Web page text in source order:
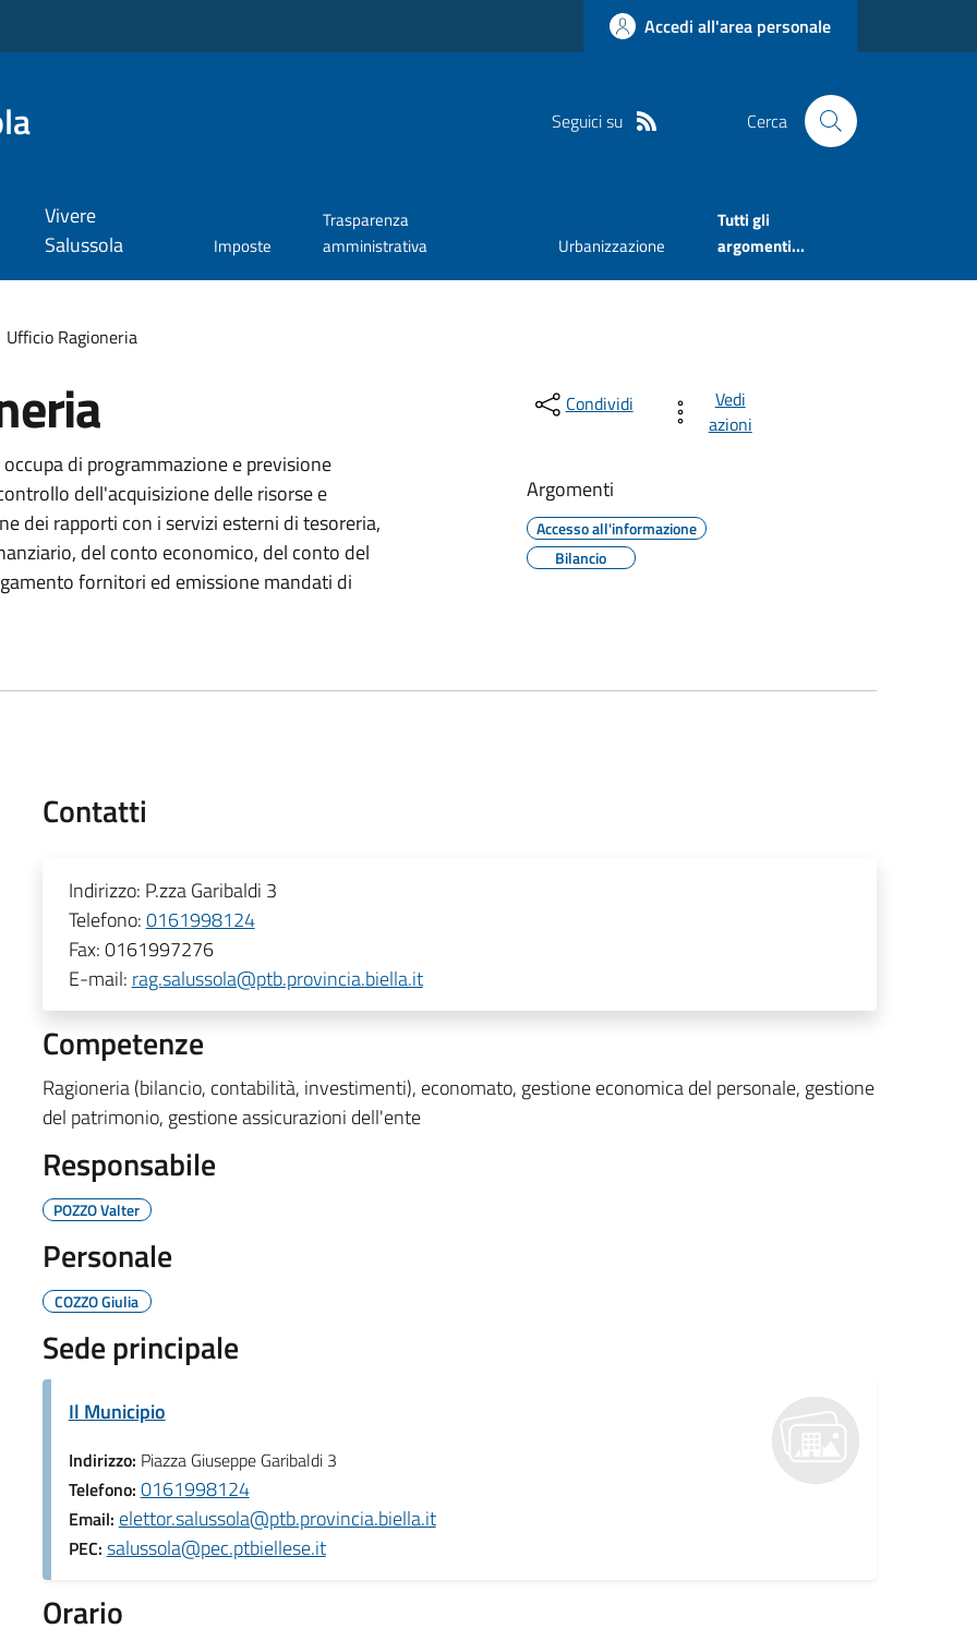
Accedi all'area personale
Seguici su Cerca
Vivere
Salussola
Imposte
Trasparenza
amministrativa
Urbanizzazione
Tutti gli
argomenti...
Ufficio Ragioneria
di programmazione e previsione
dell'acquisizione delle risorse e
dei rapporti con i servizi esterni di tesoreria,
del conto economico, del conto del
fornitori ed emissione mandati di
Condividi
Vedi
azioni
Argomenti
Accesso all'informazione
Bilancio
Contatti
Indirizzo: P.zza Garibaldi 3
Telefono:0161998124
Fax:0161997276
E-mail: rag.salussola@ptb.provincia.biella.it
Competenze
Ragioneria (bilancio, contabilità, investimenti), economato, gestione economica del personale, gestione
del patrimonio, gestione assicurazioni dell'ente
Responsabile
POZZO Valter
Personale
COZZO Giulia
Sede principale
Il Municipio
Indirizzo: Piazza Giuseppe Garibaldi 3
Telefono: 0161998124
Email: elettor.salussola@ptb.provincia.biella.it
PEC: salussola@pec.ptbiellese.it
Orario